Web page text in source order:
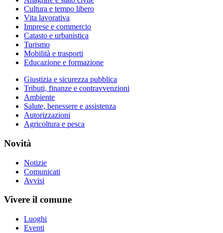
Cultura e tempo libero
Vita lavorativa
Imprese e commercio
Catasto e urbanistica
Turismo
Mobilità e trasporti
Educazione e formazione
Giustizia e sicurezza pubblica
Tributi, finanze e contravvenzioni
Ambiente
Salute, benessere e assistenza
Autorizzazioni
Agricoltura e pesca
Novità
Notizie
Comunicati
Avvisi
Vivere il comune
Luoghi
Eventi